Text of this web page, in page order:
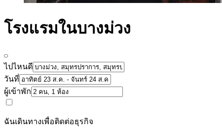
โรงแรมในบางม่วง
ไปไหนดี
วันที่
ผู้เข้าพัก
ฉันเดินทางเพื่อติดต่อธุรกิจ